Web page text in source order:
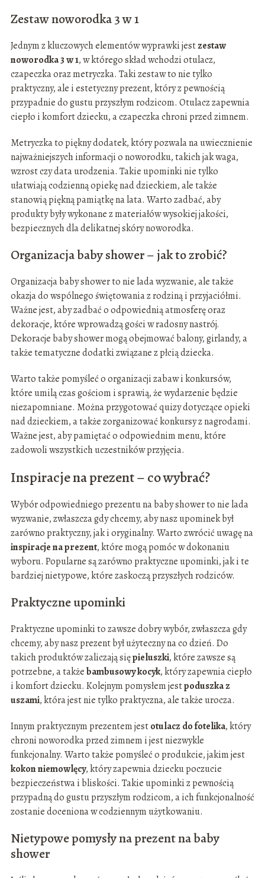
Zestaw noworodka 3 w 1
Jednym z kluczowych elementów wyprawki jestzestaw
noworodka 3 w 1, w którego skład wchodzi otulacz,
czapeczka oraz metryczka. Taki zestaw to nie tylko
praktyczny, ale i estetyczny prezent, który z pewnością
przypadnie do gustu przyszłym rodzicom. Otulacz zapewnia
ciepło i komfort dziecku, a czapeczka chroni przed zimnem.
Metryczka to piękny dodatek, który pozwala na uwiecznienie
najważniejszych informacji o noworodku, takich jak waga,
wzrost czy data urodzenia. Takie upominki nie tylko
ułatwiają codzienną opiekę nad dzieckiem, ale także
stanowią piękną pamiątkę na lata. Warto zadbać, aby
produkty były wykonane z materiałów wysokiej jakości,
bezpiecznych dla delikatnej skóry noworodka.
Organizacja baby shower – jak to zrobić?
Organizacja baby shower to nie lada wyzwanie, ale także
okazja do wspólnego świętowania z rodziną i przyjaciółmi.
Ważne jest, aby zadbać o odpowiednią atmosferę oraz
dekoracje, które wprowadzą gości w radosny nastrój.
Dekoracje baby shower mogą obejmować balony, girlandy, a
także tematyczne dodatki związane z płcią dziecka.
Warto także pomyśleć o organizacji zabaw i konkursów,
które umilą czas gościom i sprawią, że wydarzenie będzie
niezapomniane. Można przygotować quizy dotyczące opieki
nad dzieckiem, a także zorganizować konkursy z nagrodami.
Ważne jest, aby pamiętać o odpowiednim menu, które
zadowoli wszystkich uczestników przyjęcia.
Inspiracje na prezent – co wybrać?
Wybór odpowiedniego prezentu na baby shower to nie lada
wyzwanie, zwłaszcza gdy chcemy, aby nasz upominek był
zarówno praktyczny, jak i oryginalny. Warto zwrócić uwagę na
inspiracje na prezent, które mogą pomóc w dokonaniu
wyboru. Popularne są zarówno praktyczne upominki, jak i te
bardziej nietypowe, które zaskoczą przyszłych rodziców.
Praktyczne upominki
Praktyczne upominki to zawsze dobry wybór, zwłaszcza gdy
chcemy, aby nasz prezent był użyteczny na co dzień. Do
takich produktów zaliczają siępieluszki, które zawsze są
potrzebne, a takżebambusowy kocyk, który zapewnia ciepło
i komfort dziecku. Kolejnym pomysłem jestpoduszka z
uszami, która jest nie tylko praktyczna, ale także urocza.
Innym praktycznym prezentem jestotulacz do fotelika, który
chroni noworodka przed zimnem i jest niezwykle
funkcjonalny. Warto także pomyśleć o produkcie, jakim jest
kokon niemowlęcy, który zapewnia dziecku poczucie
bezpieczeństwa i bliskości. Takie upominki z pewnością
przypadną do gustu przyszłym rodzicom, a ich funkcjonalność
zostanie doceniona w codziennym użytkowaniu.
Nietypowe pomysły na prezent na baby
shower